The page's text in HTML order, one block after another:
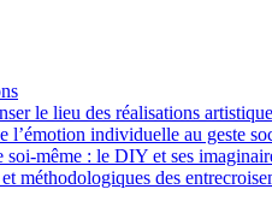
le lieu des réalisations
l’émotion individuelle au geste
soi-même : le DIY et ses
méthodologiques des